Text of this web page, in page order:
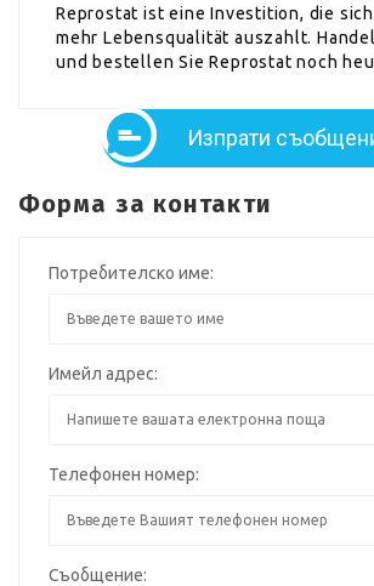
Reprostat ist eine Investition, die sich
mehr Lebensqualität auszahlt.
und bestellen Sie Reprostat noch
Изпрати
Форма за контакти
Потребителско име:
Имейл адрес:
Телефонен номер:
Съобщение: